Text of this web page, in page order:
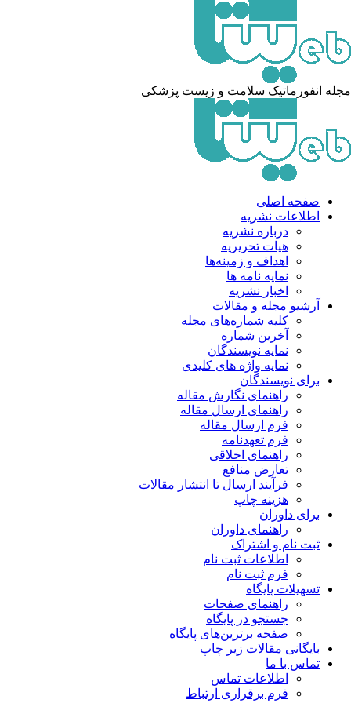
انفورماتیک سلامت و زیست پزشکی
صفحه اصلی
اطلاعات نشریه
درباره نشریه
هیات تحریریه
اهداف و زمینه‌ها
نمایه نامه ها
اخبار نشریه
آرشیو مجله و مقالات
کلیه شماره‌های مجله
آخرین شماره
نمایه نویسندگان
نمایه واژه های کلیدی
برای نویسندگان
راهنمای نگارش مقاله
راهنمای ارسال مقاله
فرم ارسال مقاله
فرم تعهدنامه
راهنمای اخلاقی
تعارض منافع
فرآیند ارسال تا انتشار مقالات
هزینه چاپ
برای داوران
راهنمای داوران
ثبت نام و اشتراک
اطلاعات ثبت نام
فرم ثبت نام
تسهیلات پایگاه
راهنمای صفحات
جستجو در پایگاه
صفحه برترین‌های پایگاه
بایگانی مقالات زیر چاپ
تماس با ما
اطلاعات تماس
فرم برقراری ارتباط